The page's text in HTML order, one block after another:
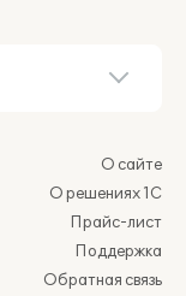
О сайте
О решениях 1С
Прайс-лист
Поддержка
Обратная связь